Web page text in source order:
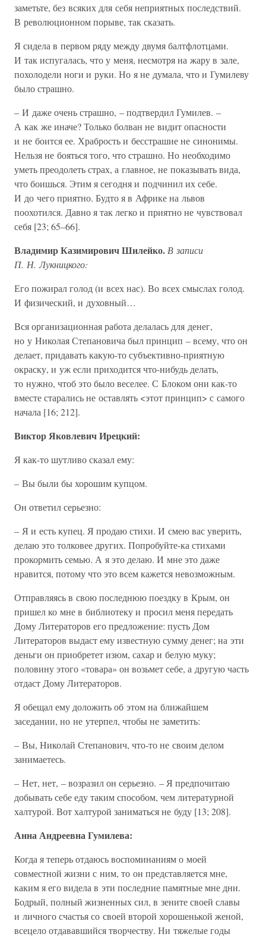
заметьте, без всяких для себя неприятных последствий.
В революционном порыве, так сказать.
Я сидела в первом ряду между двумя балтфлотцами.
И так испугалась, что у меня, несмотря на жару в зале,
похолодели ноги и руки. Но я не думала, что и Гумилеву
было страшно.
– И даже очень страшно, – подтвердил Гумилев. –
А как же иначе? Только болван не видит опасности
и не боится ее. Храбрость и бесстрашие не синонимы.
Нельзя не бояться того, что страшно. Но необходимо
уметь преодолеть страх, а главное, не показывать вида,
что боишься. Этим я сегодня и подчинил их себе.
И до чего приятно. Будто я в Африке на львов
поохотился. Давно я так легко и приятно не чувствовал
себя [23; 65–66].
Владимир Казимирович Шилейко. В записи
П. Н. Лукницкого:
Его пожирал голод (и всех нас). Во всех смыслах голод.
И физический, и духовный…
Вся организационная работа делалась для денег,
но у Николая Степановича был принцип – всему, что он
делает, придавать какую-то субъективно-приятную
окраску, и уж если приходится что-нибудь делать,
то нужно, чтоб это было веселее. С Блоком они как-то
вместе старались не оставлять <этот принцип> с самого
начала [16; 212].
Виктор Яковлевич Ирецкий:
Я как-то шутливо сказал ему:
– Вы были бы хорошим купцом.
Он ответил серьезно:
– Я и есть купец. Я продаю стихи. И смею вас уверить,
делаю это толковее других. Попробуйте-ка стихами
прокормить семью. А я это делаю. И мне это даже
нравится, потому что это всем кажется невозможным.
Отправляясь в свою последнюю поездку в Крым, он
пришел ко мне в библиотеку и просил меня передать
Дому Литераторов его предложение: пусть Дом
Литераторов выдаст ему известную сумму денег; на эти
деньги он приобретет изюм, сахар и белую муку;
половину этого «товара» он возьмет себе, а другую часть
отдаст Дому Литераторов.
Я обещал ему доложить об этом на ближайшем
заседании, но не утерпел, чтобы не заметить:
– Вы, Николай Степанович, что-то не своим делом
занимаетесь.
– Нет, нет, – возразил он серьезно. – Я предпочитаю
добывать себе еду таким способом, чем литературной
халтурой. Вот халтурой заниматься не буду [13; 208].
Анна Андреевна Гумилева:
Когда я теперь отдаюсь воспоминаниям о моей
совместной жизни с ним, то он представляется мне,
каким я его видела в эти последние памятные мне дни.
Бодрый, полный жизненных сил, в зените своей славы
и личного счастья со своей второй хорошенькой женой,
всецело отдававшийся творчеству. Ни тяжелые годы